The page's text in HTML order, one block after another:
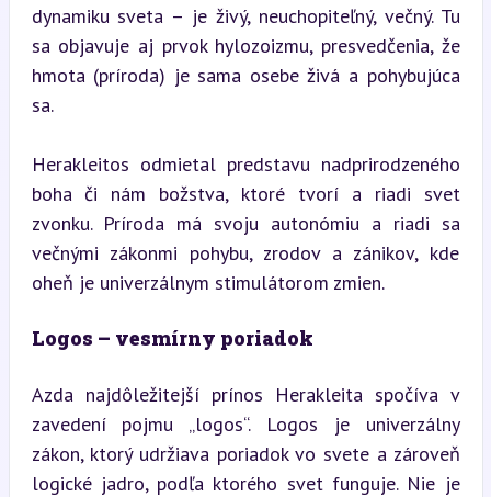
dynamiku sveta – je živý, neuchopiteľný, večný. Tu
sa objavuje aj prvok hylozoizmu, presvedčenia, že
hmota (príroda) je sama osebe živá a pohybujúca
sa.
Herakleitos odmietal predstavu nadprirodzeného
boha či nám božstva, ktoré tvorí a riadi svet
zvonku. Príroda má svoju autonómiu a riadi sa
večnými zákonmi pohybu, zrodov a zánikov, kde
oheň je univerzálnym stimulátorom zmien.
Logos – vesmírny poriadok
Azda najdôležitejší prínos Herakleita spočíva v
zavedení pojmu „logos“. Logos je univerzálny
zákon, ktorý udržiava poriadok vo svete a zároveň
logické jadro, podľa ktorého svet funguje. Nie je